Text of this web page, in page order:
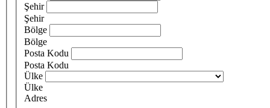
Şehir
Şehir
Bölge
Bölge
Posta Kodu
Posta Kodu
Ülke
Ülke
Adres